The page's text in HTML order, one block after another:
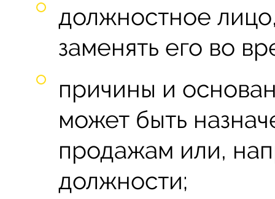
должностное
заменять его во
причины и
может быть
продажам или,
должности;